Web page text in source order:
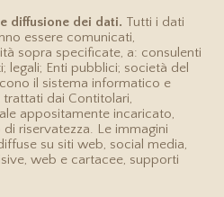
diffusione dei dati. Tutti i dati
essere comunicati,
sopra specificate, a: consulenti
legali; Enti pubblici; società del
il sistema informatico e
dai Contitolari,
appositamente incaricato,
riservatezza. Le immagini
su siti web, social media,
web e cartacee, supporti